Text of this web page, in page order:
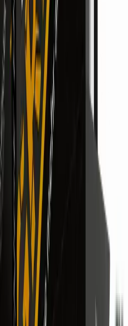
und Branchen-News
bekommst alles, was du abonniert
kündbar, keine Weitergabe an Dritte